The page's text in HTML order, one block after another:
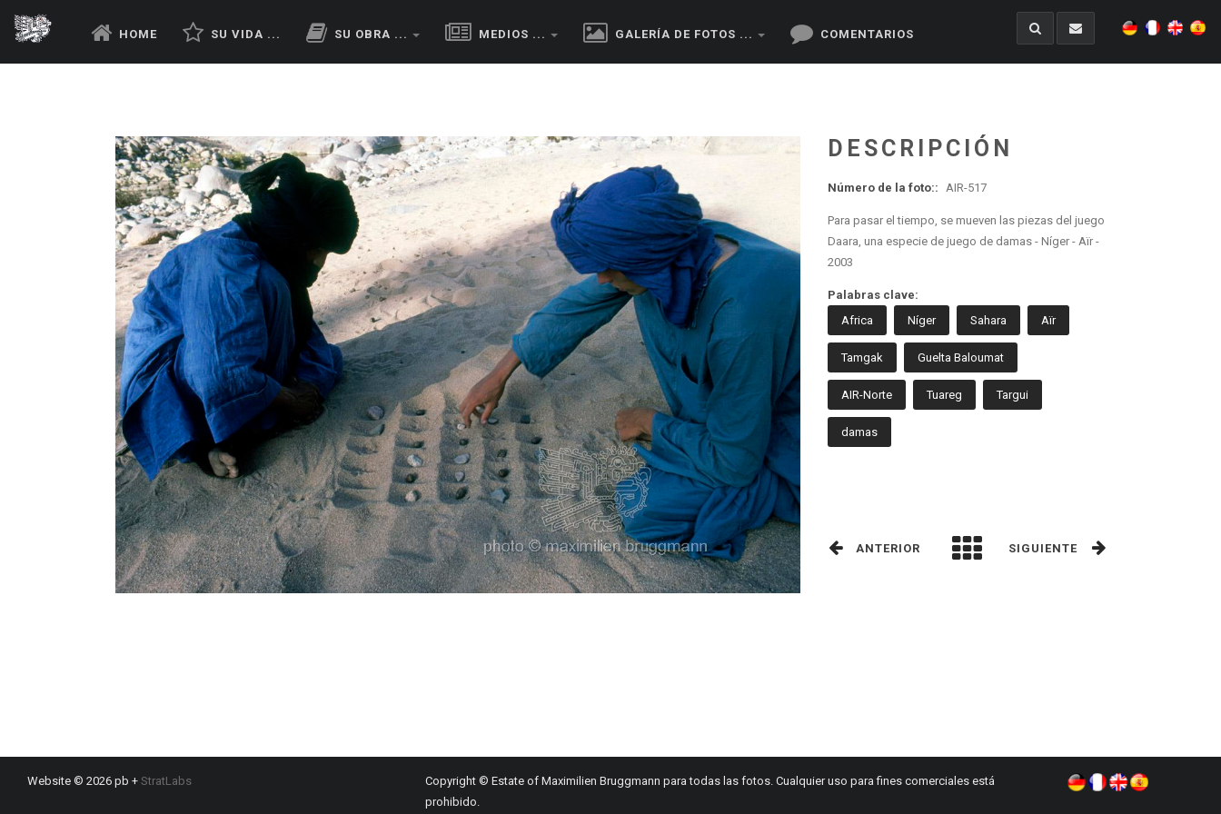
HOME SU VIDA ... SU OBRA ... MEDIOS ... GALERÍA DE FOTOS ... COMENTARIOS
DESCRIPCIÓN
Número de la foto:: AIR-517
Para pasar el tiempo, se mueven las piezas del juego
Daara, una especie de juego de damas - Níger - Aïr -
2003
Palabras clave:
Africa
Níger Sahara Aïr
Tamgak Guelta Baloumat
AIR-Norte Tuareg Targui
damas
ANTERIOR SIGUIENTE
Website © 2026 pb + StratLabs
Copyright © Estate of Maximilien Bruggmann para todas las fotos. Cualquier uso para fines comerciales está
prohibido.